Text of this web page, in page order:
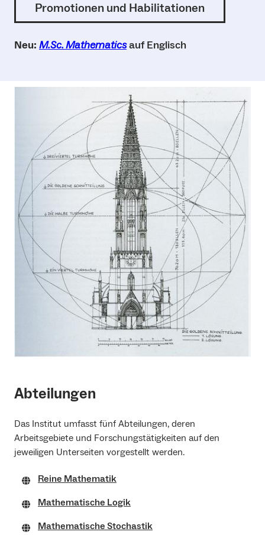
Promotionen und Habilitationen
Neu: M.Sc. Mathematicsauf Englisch
Abteilungen
Das Institut umfasst fünf Abteilungen, deren
Arbeitsgebiete und Forschungstätigkeiten auf den
jeweiligen Unterseiten vorgestellt werden.
Reine Mathematik
Mathematische Logik
Mathematische Stochastik